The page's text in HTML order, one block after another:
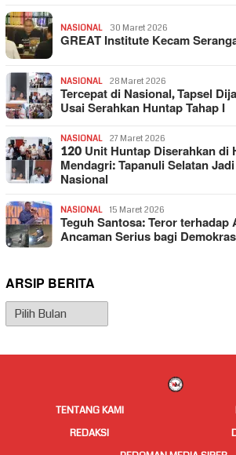
NASIONAL 30 Maret 2026
GREAT Institute Kecam
NASIONAL 28 Maret 2026
Tercepat di Nasional, Tapsel
Usai Serahkan Huntap Tahap I
NASIONAL 27 Maret 2026
120 Unit Huntap Diserahkan di
Mendagri: Tapanuli Selatan
Nasional
NASIONAL 15 Maret 2026
Teguh Santosa: Teror terhadap
Ancaman Serius bagi
ARSIP BERITA
Arsip
Berita
TENTANG KAMI
REDAKSI